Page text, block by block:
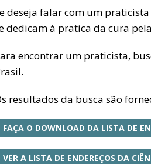
deseja falar com um
dedicam à pratica da cura
encontrar um praticista,
resultados da busca são
FAÇA O DOWNLOAD DA LISTA DE
VER A LISTA DE ENDEREÇOS DA